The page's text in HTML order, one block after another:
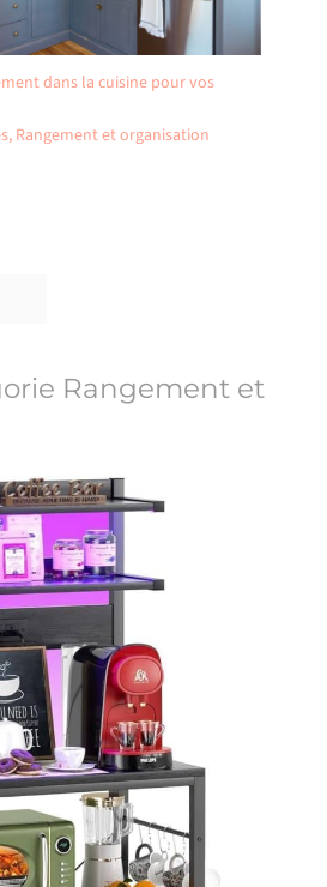
dans la cuisine pour vos
, Rangement et organisation
Rangement et